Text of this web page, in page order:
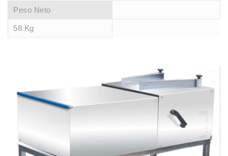
Peso Neto
58 Kg